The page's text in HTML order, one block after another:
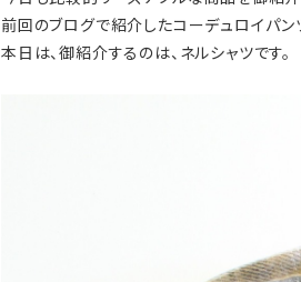
前回のブログで紹介したコーデュロイパン
本日は、御紹介するのは、ネルシャツです。